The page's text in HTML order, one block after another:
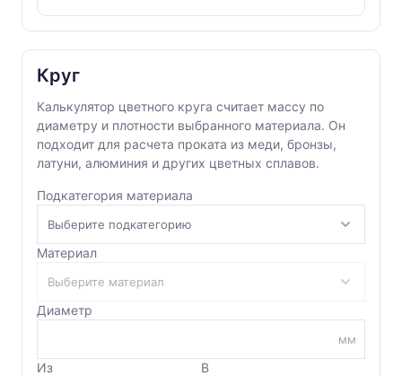
Круг
Калькулятор цветного круга считает массу по
диаметру и плотности выбранного материала. Он
подходит для расчета проката из меди, бронзы,
латуни, алюминия и других цветных сплавов.
Подкатегория материала
Материал
Диаметр
мм
Из В